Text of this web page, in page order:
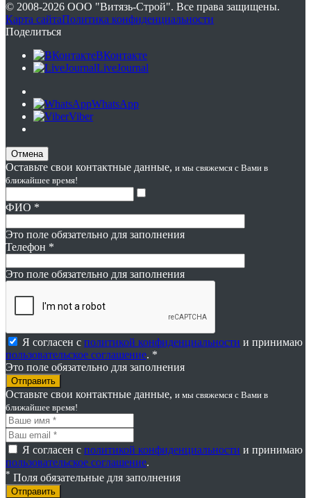
© 2008-2026 ООО "Витязь-Строй". Все права защищены.
Карта сайтаПолитика конфиденциальности
Поделиться
ВКонтакте
LiveJournal
WhatsApp
Viber
Отмена
Оставьте свои контактные данные, и мы свяжемся с Вами в
ближайшее время!
ФИО *
Это поле обязательно для заполнения
Телефон *
Это поле обязательно для заполнения
Я согласен с политикой конфиденциальности и принимаю
пользовательское соглашение. *
Это поле обязательно для заполнения
Оставьте свои контактные данные, и мы свяжемся с Вами в
ближайшее время!
Я согласен с политикой конфиденциальности и принимаю
пользовательское соглашение.
* Поля обязательные для заполнения
Отправить